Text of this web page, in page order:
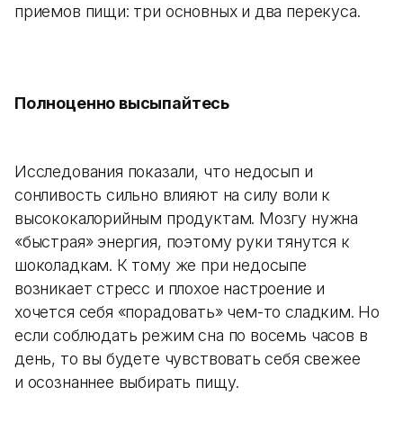
приемов пищи: три основных и два перекуса.
Полноценно высыпайтесь
Исследования показали, что недосып и
сонливость сильно влияют на силу воли к
высококалорийным продуктам. Мозгу нужна
«быстрая» энергия, поэтому руки тянутся к
шоколадкам. К тому же при недосыпе
возникает стресс и плохое настроение и
хочется себя «порадовать» чем-то сладким. Но
если соблюдать режим сна по восемь часов в
день, то вы будете чувствовать себя свежее
и осознаннее выбирать пищу.